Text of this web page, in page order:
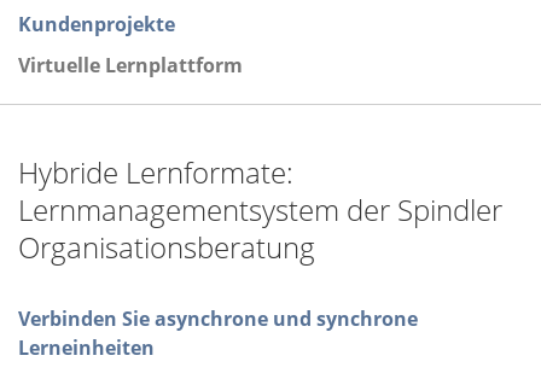
Kundenprojekte
Virtuelle Lernplattform
Hybride Lernformate:
Lernmanagementsystem der Spindler
Organisationsberatung
Verbinden Sie asynchrone und synchrone
Lerneinheiten